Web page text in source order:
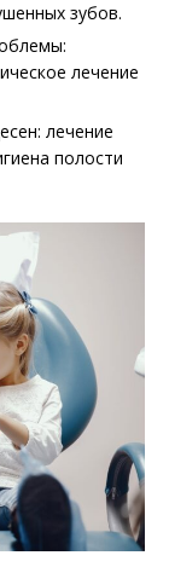
зубов.
лечение
лечение
полости